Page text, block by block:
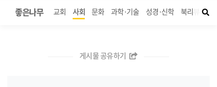
좋은나무 교회 사회 문화 과학·기술 성경·신학 북리뷰 좋
게시물 공유하기